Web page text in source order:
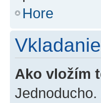
Hore
Ako vložím